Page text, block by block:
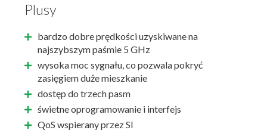
Plusy
bardzo dobre prędkości uzyskiwane na
najszybszym paśmie 5 GHz
wysoka moc sygnału, co pozwala pokryć
zasięgiem duże mieszkanie
dostęp do trzech pasm
świetne oprogramowanie i interfejs
QoS wspierany przez SI